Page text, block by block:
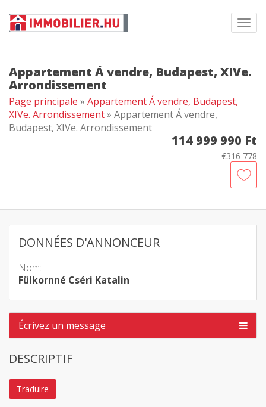
Appartement Á vendre, Budapest, XIVe.
Arrondissement
Page principale » Appartement Á vendre, Budapest,
XIVe. Arrondissement» Appartement Á vendre,
Budapest, XIVe. Arrondissement
114 999 990 Ft
€316 778
DONNÉES D'ANNONCEUR
Nom:
Fülkornné Cséri Katalin
Écrivez un message
DESCRIPTIF
Traduire